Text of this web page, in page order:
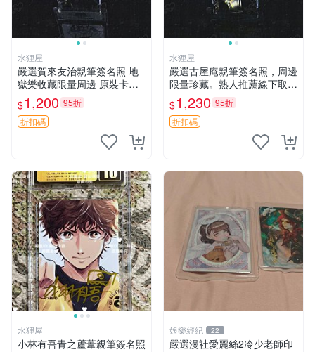
水狸屋
嚴選賀來友治親筆簽名照 地
獄樂收藏限量周邊 原裝卡磚
附贈 3寸簽名照 地獄樂 賀來
友治 簽名照
$1,200 95折
折扣碼
水狸屋
嚴選古屋庵親筆簽名照，周邊
限量珍藏。熟人推薦線下取
得，保真保證。規格：3寸照
片，附原裝卡磚裝裱。 周邊
筆跡 照片
$1,230 95折
折扣碼
水狸屋
小林有吾青之蘆葦親筆簽名照
娛樂經紀 22
嚴選漫社愛麗絲2冷少老師印